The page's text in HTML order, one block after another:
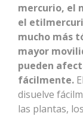
mercurio, el
el
mucho más
mayor
pueden
fácilmente.
disuelve
las plantas,